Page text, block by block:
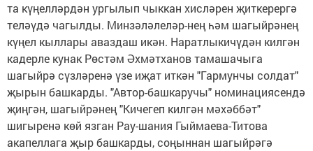
та күңелләрдән ургы­лып чыккан хисләрен җиткерергә
теләүдә ча­гылды. Минзәләлеләр-нең һәм шагыйрәнең
күңел кыллары аваздаш икән. Наратлыкичүдән килгән
кадерле кунак Рөстәм Әхмәтханов тамашачыга
шагыйрә сүзләренә үзе иҗат иткән "Гармунчы солдат"
җырын башкарды. "Автор-баш­каручы" номинациясендә
җиңгән, шагыйрәнең "Ки­чегеп килгән мәхәббәт"
шигыренә көй язган Рау-шания Гыймаева-Титова
акапеллага җыр башкар­ды, соңыннан шагыйрәгә